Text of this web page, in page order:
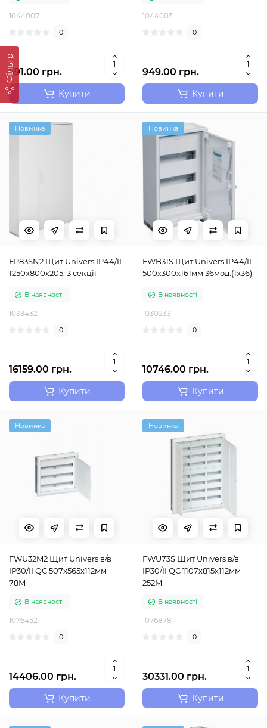
Фільтр
1044007
0
591.00 грн.
Купити
1044003
0
949.00 грн.
Купити
Новинка
FP83SN2 Щит Univers IP44/II
1250x800x205, 3 секції
В наявності
1039432
0
16159.00 грн.
Купити
Новинка
FWB31S Щит Univers IP44/II
500x300x161мм 36мод.(1x36)
В наявності
1030233
0
10746.00 грн.
Купити
Новинка
FWU32M2 Щит Univers в/в
IP30/II QC 507х565х112мм
78М
В наявності
1076452
0
14406.00 грн.
Купити
Новинка
FWU73S Щит Univers в/в
IP30/II QC 1107х815х112мм
252M
В наявності
1076878
0
30331.00 грн.
Купити